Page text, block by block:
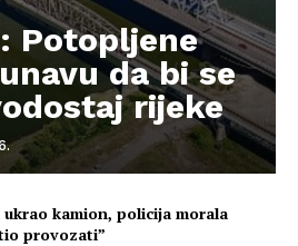
Potopljene
da bi se
rijeke
kamion, policija morala
provozati”